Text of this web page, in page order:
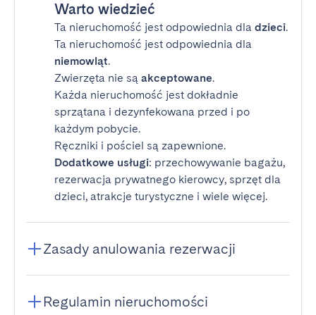
Warto wiedzieć
Ta nieruchomość jest odpowiednia dla dzieci.
Ta nieruchomość jest odpowiednia dla
niemowląt.
Zwierzęta nie są akceptowane.
Każda nieruchomość jest dokładnie
sprzątana i dezynfekowana przed i po
każdym pobycie.
Ręczniki i pościel są zapewnione.
Dodatkowe usługi: przechowywanie bagażu,
rezerwacja prywatnego kierowcy, sprzęt dla
dzieci, atrakcje turystyczne i wiele więcej.
Zasady anulowania rezerwacji
Regulamin nieruchomości